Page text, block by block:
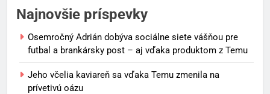
Najnovšie príspevky
Osemročný Adrián dobýva sociálne siete vášňou pre
futbal a brankársky post – aj vďaka produktom z Temu
Jeho včelia kaviareň sa vďaka Temu zmenila na
prívetivú oázu